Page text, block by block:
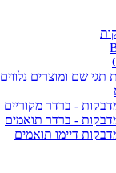
תגי שם ומוצרים נלווים
- ברדר מקוריים
- ברדר תואמים
דיימו תואמים